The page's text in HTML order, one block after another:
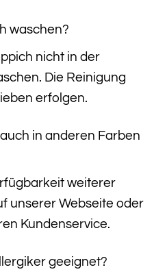
waschen?
nicht in der
Die Reinigung
erfolgen.
in anderen Farben
weiterer
unserer Webseite oder
Kundenservice.
geeignet?